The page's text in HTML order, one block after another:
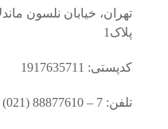
تهران، خیابان نلسون
پلاک1
کدپستی: 1917635711
تلفن: 7 – 88877610 (021)